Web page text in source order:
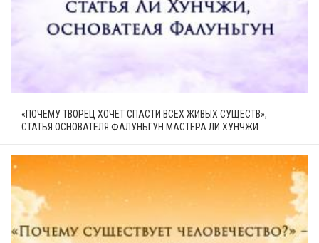
«ПОЧЕМУ ТВОРЕЦ ХОЧЕТ СПАСТИ ВСЕХ ЖИВЫХ СУЩЕСТВ»,
СТАТЬЯ ОСНОВАТЕЛЯ ФАЛУНЬГУН МАСТЕРА ЛИ ХУНЧЖИ